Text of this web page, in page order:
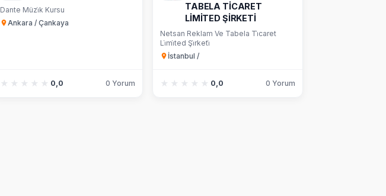
Dante Müzi̇k Kursu
Ankara / Çankaya
★★★★★
★★★★★ 0,0 0 Yorum
TABELA TİCARET
LİMİTED ŞİRKETİ
Netsan Reklam Ve Tabela Ti̇caret
Li̇mi̇ted Şi̇rketi̇
İstanbul /
★★★★★
★★★★★ 0,0 0 Yorum